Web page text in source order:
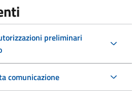
preliminari
comunicazione